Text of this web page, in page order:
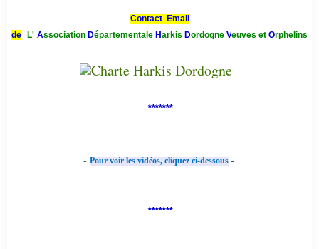
Contact Email
de
L' Association Départementale Harkis Dordogne Veuves et Orphelins
*******
- Pour voir les vidéos, cliquez ci-dessous -
*******